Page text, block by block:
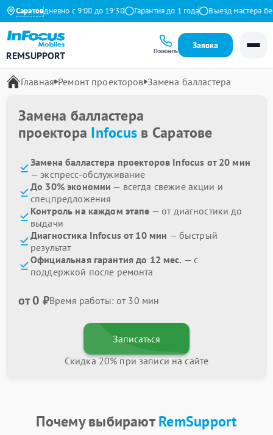
Саратов
Ежедневно с 9:00 до 19:30 Гарантия до 1 года Выезд мастера
REMSUPPORT Позвонить
Заявка
Главная Ремонт проекторов Замена балластера
Замена балластера
проектора Infocus в Саратове
Замена балластера проекторов Infocus от 20 мин
— экспресс-обслуживание
До 30% экономии — всегда свежие акции и
спецпредложения
Контроль на каждом этапе — от диагностики до
выдачи
Диагностика Infocus от 10 мин — быстрый
результат
Официальная гарантия до 12 мес. — с
поддержкой после ремонта
от 0 ₽Время работы: от 30 мин
Записаться
Скидка 20% при записи на сайте
Почему выбираютRemSupport